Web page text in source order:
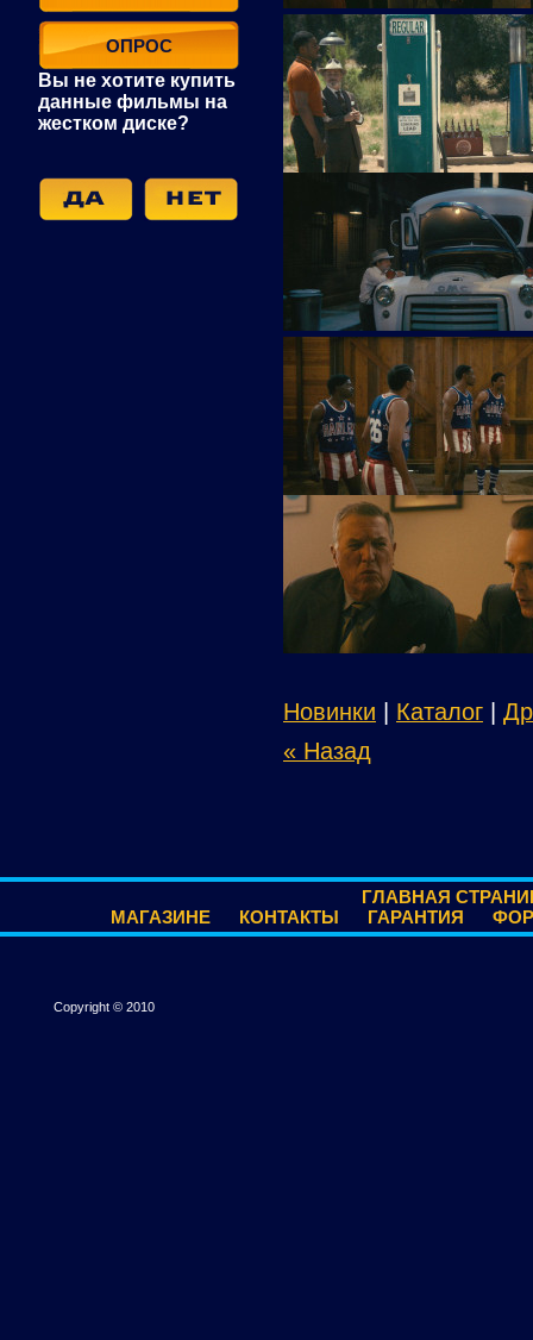
ОПРОС
Вы не хотите купить
данные фильмы на
жестком диске?
Новинки Каталог
« Назад
ГЛАВНАЯ
МАГАЗИНЕ
КОНТАКТЫ ГАРАНТИЯ
Copyright © 2010